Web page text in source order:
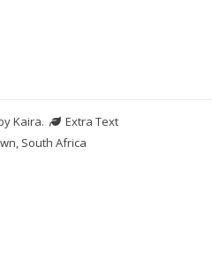
Kaira.
Extra Text
South Africa